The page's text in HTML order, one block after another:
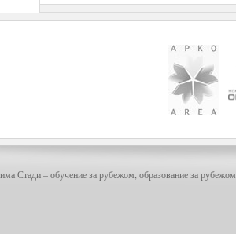
Стади – обучение за рубежом, образование за